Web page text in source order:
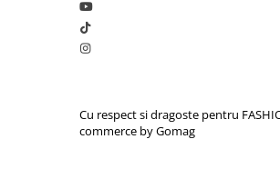
Cu respect si dragoste pentru
commerce by Gomag